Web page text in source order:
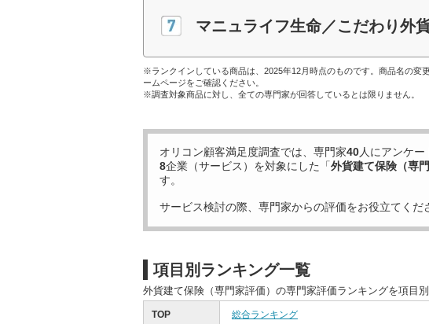
マニュライフ生命／こだわり外
※ランクインしている商品は、2025年12月時点のものです。商品名の変
ームページをご確認ください。
※調査対象商品に対し、全ての専門家が回答しているとは限りません。
オリコン顧客満足度調査では、専門家40人にアンケー
8企業（サービス）を対象にした「外貨建て保険（専門
す。
サービス検討の際、専門家からの評価をお役立てくだ
項目別ランキング一覧
外貨建て保険（専門家評価）の専門家評価ランキングを項目
TOP 総合ランキング